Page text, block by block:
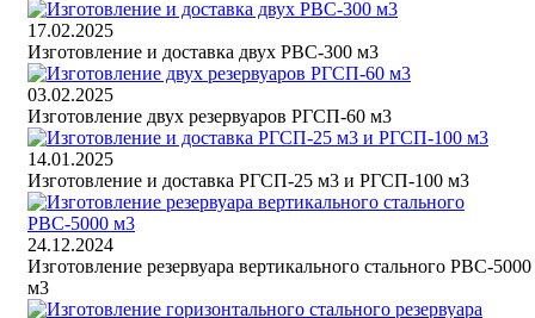
17.02.2025
Изготовление и доставка двух РВС-300 м3
03.02.2025
Изготовление двух резервуаров РГСП-60 м3
14.01.2025
Изготовление и доставка РГСП-25 м3 и РГСП-100 м3
24.12.2024
Изготовление резервуара вертикального стального РВС-5000
м3